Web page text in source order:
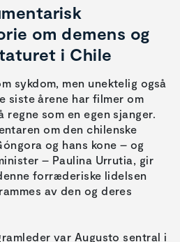
om demens og
i Chile
sykdom, men unektelig også
siste årene har filmer om
som en egen sjanger.
om den chilenske
og hans kone – og
– Paulina Urrutia, gir
forræderiske lidelsen
av den og deres
var Augusto sentral i